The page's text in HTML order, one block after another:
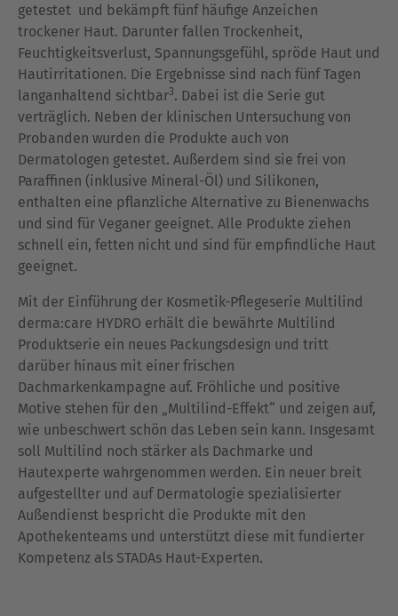
getestet und bekämpft fünf häufige Anzeichen
trockener Haut. Darunter fallen Trockenheit,
Feuchtigkeitsverlust, Spannungsgefühl, spröde Haut und
Hautirritationen. Die Ergebnisse sind nach fünf Tagen
langanhaltend sichtbar3. Dabei ist die Serie gut
verträglich. Neben der klinischen Untersuchung von
Probanden wurden die Produkte auch von
Dermatologen getestet. Außerdem sind sie frei von
Paraffinen (inklusive Mineral-Öl) und Silikonen,
enthalten eine pflanzliche Alternative zu Bienenwachs
und sind für Veganer geeignet. Alle Produkte ziehen
schnell ein, fetten nicht und sind für empfindliche Haut
geeignet.
Mit der Einführung der Kosmetik-Pflegeserie Multilind
derma:care HYDRO erhält die bewährte Multilind
Produktserie ein neues Packungsdesign und tritt
darüber hinaus mit einer frischen
Dachmarkenkampagne auf. Fröhliche und positive
Motive stehen für den „Multilind-Effekt“ und zeigen auf,
wie unbeschwert schön das Leben sein kann. Insgesamt
soll Multilind noch stärker als Dachmarke und
Hautexperte wahrgenommen werden. Ein neuer breit
aufgestellter und auf Dermatologie spezialisierter
Außendienst bespricht die Produkte mit den
Apothekenteams und unterstützt diese mit fundierter
Kompetenz als STADAs Haut-Experten.